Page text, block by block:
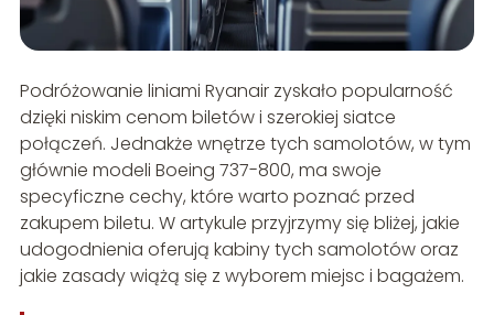
Podróżowanie liniami Ryanair zyskało popularność
dzięki niskim cenom biletów i szerokiej siatce
połączeń. Jednakże wnętrze tych samolotów, w tym
głównie modeli Boeing 737-800, ma swoje
specyficzne cechy, które warto poznać przed
zakupem biletu. W artykule przyjrzymy się bliżej, jakie
udogodnienia oferują kabiny tych samolotów oraz
jakie zasady wiążą się z wyborem miejsc i bagażem.